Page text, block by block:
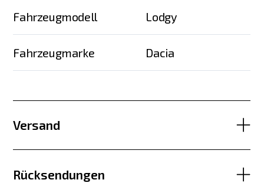
Fahrzeugmodell Lodgy
Fahrzeugmarke Dacia
Versand
Rücksendungen